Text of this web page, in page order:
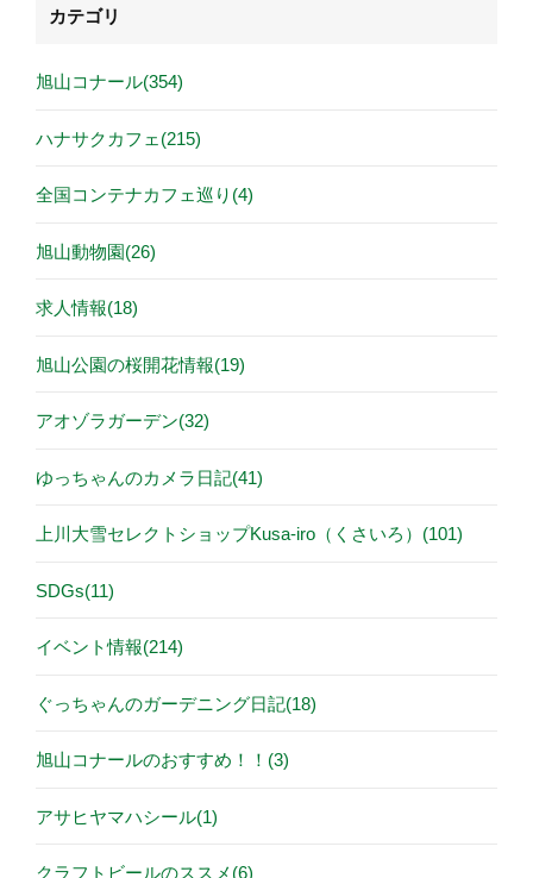
カテゴリ
旭山コナール(354)
ハナサクカフェ(215)
全国コンテナカフェ巡り(4)
旭山動物園(26)
求人情報(18)
旭山公園の桜開花情報(19)
アオゾラガーデン(32)
ゆっちゃんのカメラ日記(41)
上川大雪セレクトショップKusa-iro（くさいろ）(101)
SDGs(11)
イベント情報(214)
ぐっちゃんのガーデニング日記(18)
旭山コナールのおすすめ！！(3)
アサヒヤマハシール(1)
クラフトビールのススメ(6)